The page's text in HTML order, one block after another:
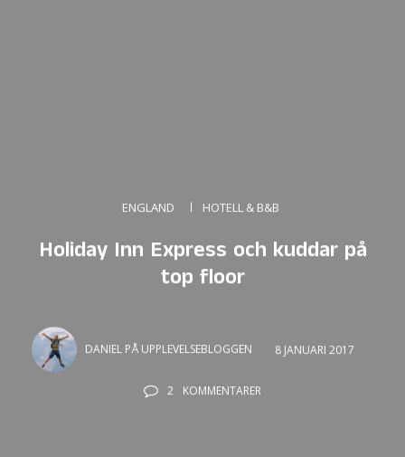
ENGLAND HOTELL & B&B
Holiday Inn Express och kuddar på
top floor
DANIEL PÅ UPPLEVELSEBLOGGEN 8 JANUARI 2017
2 KOMMENTARER